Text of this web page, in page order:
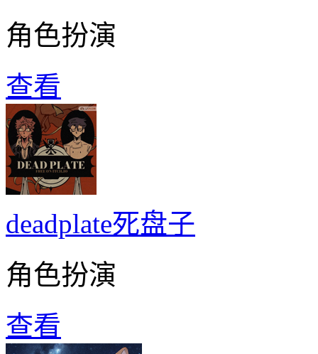
角色扮演
查看
deadplate死盘子
角色扮演
查看